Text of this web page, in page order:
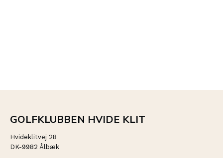
GOLFKLUBBEN HVIDE KLIT
Hvideklitvej 28
DK-9982 Ålbæk